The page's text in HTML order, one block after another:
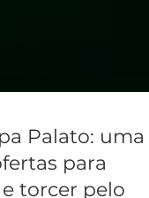
Palato: uma